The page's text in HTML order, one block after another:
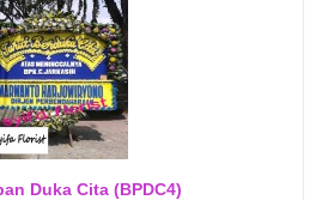
Duka Cita (BPDC4)